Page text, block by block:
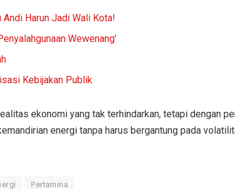
Harun Jadi Wali Kota!
Wewenang’
Kebijakan Publik
ekonomi yang tak terhindarkan, tetapi dengan
energi tanpa harus bergantung pada
Pertamina